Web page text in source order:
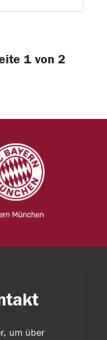
1 von 2
um über